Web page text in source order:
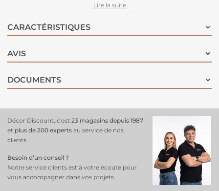
plastique, le verre, le tissu, le papier ou encore le plâtre, elle vous offre
de bricolage. Facile à manier, elle garantit une application fluide, une
belle couvrance et un séchage rapide (40 minutes au toucher). Pour
un environnement sec et bien ventilé, sur un support propre et prêt à
peindre. Pratique, efficace et visuellement percutante, elle apportera
Lire la suite
CARACTÉRISTIQUES
AVIS
DOCUMENTS
Décor Discount, c'est 23 magasins depuis 1987
et plus de 200 experts au service de nos
clients.
Besoin d’un conseil ?
Notre service clients est à votre écoute pour
vous accompagner dans vos projets.